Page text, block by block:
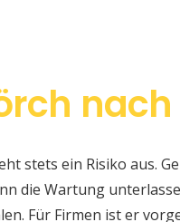
stets ein Risiko aus.
die Wartung
Für Firmen ist er